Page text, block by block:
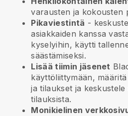
varausten ja kokousten
Pikaviestintä -
asiakkaiden kanssa
kyselyihin, käytti
säästämiseksi.
Lisää tiimin jäsenet
käyttöliittymään,
ja tilaukset ja
tilauksista.
Monikielinen